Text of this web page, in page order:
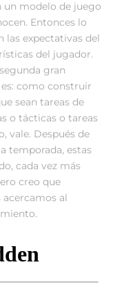
un modelo de juego
Entonces lo
las expectativas del
del jugador.
gran
como construir
sean tareas de
o tácticas o tareas
vale. Después de
temporada, estas
cada vez más
creo que
acercamos al